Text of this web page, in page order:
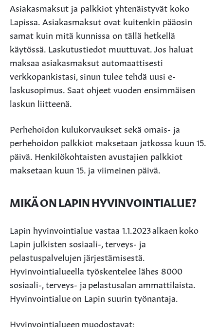
Asiakasmaksut ja palkkiot yhtenäistyvät koko
Lapissa. Asiakasmaksut ovat kuitenkin pääosin
samat kuin mitä kunnissa on tällä hetkellä
käytössä. Laskutustiedot muuttuvat. Jos haluat
maksaa asiakasmaksut automaattisesti
verkkopankistasi, sinun tulee tehdä uusi e-
laskusopimus. Saat ohjeet vuoden ensimmäisen
laskun liitteenä.
Perhehoidon kulukorvaukset sekä omais- ja
perhehoidon palkkiot maksetaan jatkossa kuun 15.
päivä. Henkilökohtaisten avustajien palkkiot
maksetaan kuun 15. ja viimeinen päivä.
MIKÄ ON LAPIN HYVINVOINTIALUE?
Lapin hyvinvointialue vastaa 1.1.2023 alkaen koko
Lapin julkisten sosiaali-, terveys- ja
pelastuspalvelujen järjestämisestä.
Hyvinvointialueella työskentelee lähes 8000
sosiaali-, terveys- ja pelastusalan ammattilaista.
Hyvinvointialue on Lapin suurin työnantaja.
Hyvinvointialueen muodostavat: